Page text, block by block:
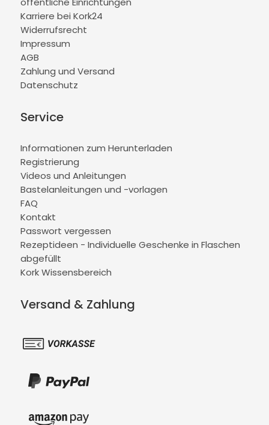
Karriere bei Kork24
Widerrufsrecht
Impressum
AGB
Zahlung und Versand
Datenschutz
Service
Informationen zum Herunterladen
Registrierung
Videos und Anleitungen
Bastelanleitungen und -vorlagen
FAQ
Kontakt
Passwort vergessen
Rezeptideen - Individuelle Geschenke in Flaschen
abgefüllt
Kork Wissensbereich
Versand & Zahlung